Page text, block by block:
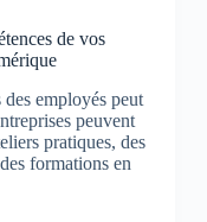
de vos
employés peut
peuvent
pratiques, des
formations en